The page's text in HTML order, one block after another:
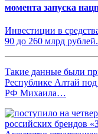
момента запуска
Инвестиции в
90 до 260 млрд рублей.
Такие данные были
Республике Алтай под
РФ Михаила…